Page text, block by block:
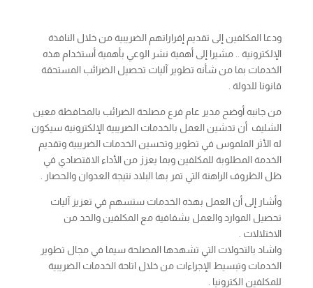
ودعا المكلفين إلى تقديم إقراراتهم الضريبية من خلال النافذة
الإلكترونية .. مشيرا إلى أهمية نشر الوعي بأهمية أستخدام هذه
الخدمات بما من شأنه تطوير آليات تحصيل الضرائب المستحقة
قانونا للدولة .
من جانبه أوضح مدير عام فرع مصلحة الضرائب بالمحافظة معين
الشليف أن تدشين العمل بالخدمات الضريبية الإلكترونية سيكون
له الأثر الملموس في تطوير وتحسين الخدمات الضريبية وتقديم
الخدمة المطلوبة للمكلفين وبما يعزز من الأداء الاقتصادي في
ظل الظروف الراهنة التي تمر بها البلاد نتيجة العدوان والحصار .
وأشار إلى أن العمل بهذه الخدمات ستسهم في تعزيز آليات
تحصيل الموارد والعمل بشفافية مع المكلفين والحد من
الاختلالات .
واشاد بالتحولات التي تشهدها المصلحة سيما في مجال تطوير
الخدمات وتبسيط الإجراءات من خلال اتاحة الخدمات الضريبية
للمكلفين الكترونيا .